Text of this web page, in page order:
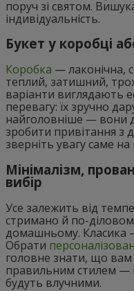
поруч зі святом.
індивідуальність.
Букет у коробці
Коробка — лаконічна,
теплий, затишний,
варіанти виглядають
перевагу: їх зручно
найголовніше — вони
зробити привітання з
зверніть увагу саме
Мінімалізм,
вибір
Усе залежить від
стримано й по-
домашньому. Класика
Обрати
головне знати, що вам
правильним стилем — і
будуть влучними.